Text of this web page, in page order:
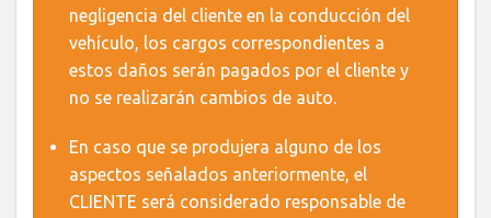
negligencia del cliente en la conducción del
vehículo, los cargos correspondientes a
estos daños serán pagados por el cliente y
no se realizarán cambios de auto.
En caso que se produjera alguno de los
aspectos señalados anteriormente, el
CLIENTE será considerado responsable de